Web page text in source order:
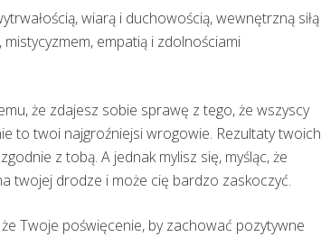
wiarą i duchowością, wewnętrzną siłą
empatią i zdolnościami
że zdajesz sobie sprawę z tego, że wszyscy
to twoi najgroźniejsi wrogowie. Rezultaty twoich
z tobą. A jednak mylisz się, myśląc, że
twojej drodze i może cię bardzo zaskoczyć.
Twoje poświęcenie, by zachować pozytywne